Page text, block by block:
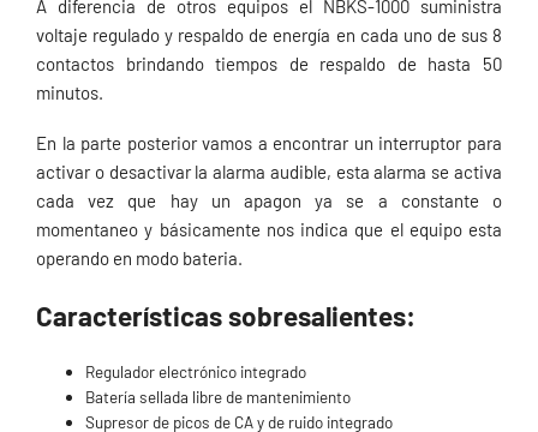
A diferencia de otros equipos el NBKS-1000 suministra
voltaje regulado y respaldo de energía en cada uno de sus 8
contactos brindando tiempos de respaldo de hasta 50
minutos.
En la parte posterior vamos a encontrar un interruptor para
activar o desactivar la alarma audible, esta alarma se activa
cada vez que hay un apagon ya se a constante o
momentaneo y básicamente nos indica que el equipo esta
operando en modo bateria.
Características sobresalientes:
Regulador electrónico integrado
Batería sellada libre de mantenimiento
Supresor de picos de CA y de ruido integrado